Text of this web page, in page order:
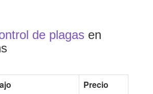
de plagas en
Precio